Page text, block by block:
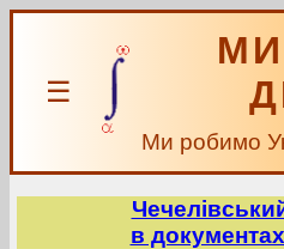
☰
Ми робимо
в